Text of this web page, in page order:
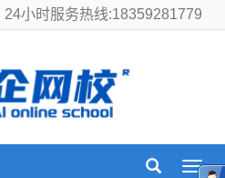
24小时服务热线:18359281779